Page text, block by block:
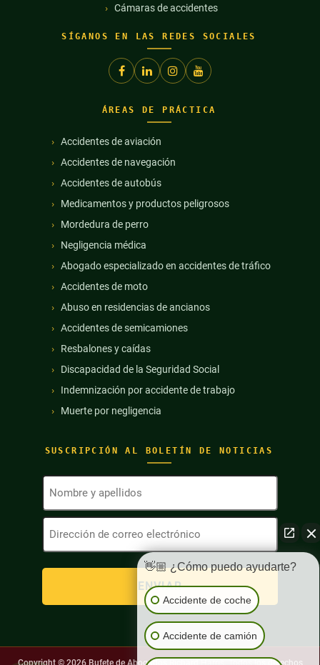
Cámaras de accidentes
SÍGANOS EN LAS REDES SOCIALES
SUSCRIPCIÓN AL BOLETÍN DE NOTICIAS
Nombre
apellidos
Dirección
de
correo
electrónico
ÁREAS DE PRÁCTICA
Accidentes de aviación
Accidentes de navegación
Accidentes de autobús
Medicamentos y productos peligrosos
Mordedura de perro
Negligencia médica
Abogado especializado en accidentes de tráfico
Accidentes de moto
Abuso en residencias de ancianos
Accidentes de semicamiones
Resbalones y caídas
Discapacidad de la Seguridad Social
Indemnización por accidente de trabajo
Muerte por negligencia
Copyright © 2026Bufete de Abogados Richard Harris. Todos los derechos
👋🏼 ¿Cómo puedo ayudarte?
Accidente de coche
Accidente de camión